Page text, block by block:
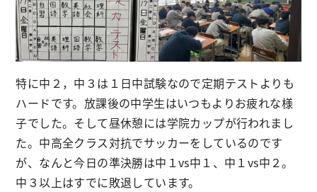
特に中２，中３は１日中試験なので定期テストよりも
ハードです。放課後の中学生はいつもよりお疲れな様
子でした。そして昼休憩には学院カップが行われまし
た。中高全クラス対抗でサッカーをしているのです
が、なんと今日の準決勝は中１vs中１、中１vs中２。
中３以上はすでに敗退しています。